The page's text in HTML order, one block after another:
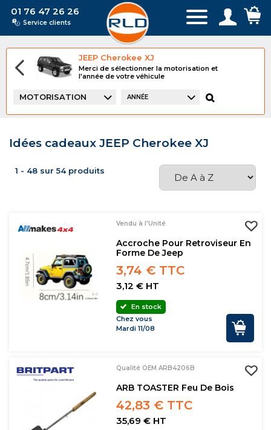
01 76 47 26 26
Service clients
JEEP Cherokee XJ
Merci de sélectionner la motorisation et
l'année de votre véhicule
MOTORISATION ANNÉE
Idées cadeaux JEEP Cherokee XJ
1 - 48 sur 54 produits
Vendu à l'Unité
Accroche Pour Retroviseur En
Forme De Jeep
3,74 € TTC
3,12 € HT
En stock
Chez vous
Mardi 11/08
Qualité OEM ARB4206B
ARB TOASTER Feu De Bois
42,83 € TTC
35,69 € HT